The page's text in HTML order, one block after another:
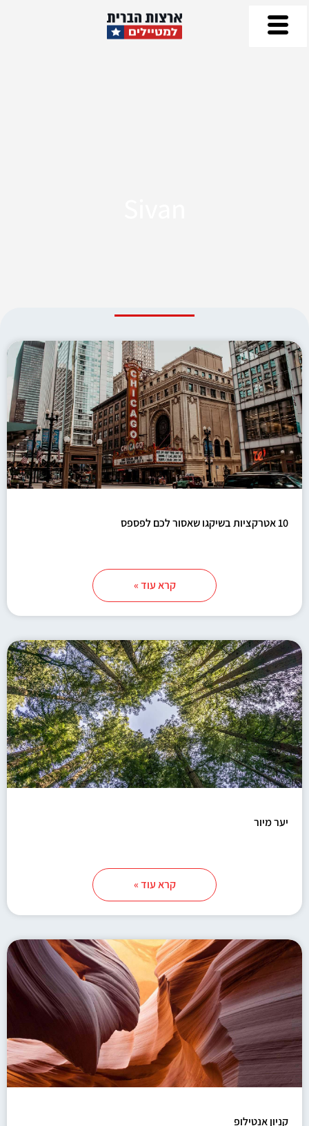
10 אטרקציות בשיקגו שאסור לכם לפספס
קרא עוד »
יער מיור
קרא עוד »
קניון אנטילופ